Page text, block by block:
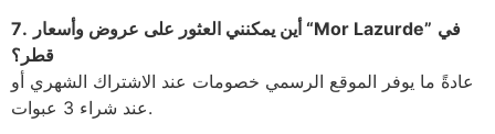
7.
أين يمكنني العثور على عروض وأسعار “Mor Lazurde” في
قطر؟
عادةً ما يوفر الموقع الرسمي خصومات عند الاشتراك الشهري أو
عند شراء 3 عبوات.